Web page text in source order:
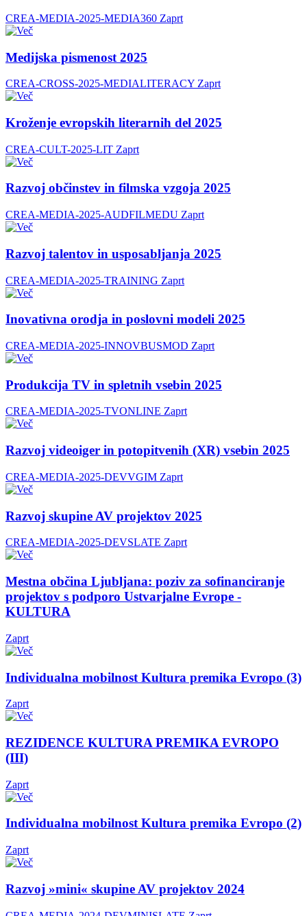
CREA-MEDIA-2025-MEDIA360 Zaprt
Medijska pismenost 2025
CREA-CROSS-2025-MEDIALITERACY Zaprt
Kroženje evropskih literarnih del 2025
CREA-CULT-2025-LIT Zaprt
Razvoj občinstev in filmska vzgoja 2025
CREA-MEDIA-2025-AUDFILMEDU Zaprt
Razvoj talentov in usposabljanja 2025
CREA-MEDIA-2025-TRAINING Zaprt
Inovativna orodja in poslovni modeli 2025
CREA-MEDIA-2025-INNOVBUSMOD Zaprt
Produkcija TV in spletnih vsebin 2025
CREA-MEDIA-2025-TVONLINE Zaprt
Razvoj videoiger in potopitvenih (XR) vsebin 2025
CREA-MEDIA-2025-DEVVGIM Zaprt
Razvoj skupine AV projektov 2025
CREA-MEDIA-2025-DEVSLATE Zaprt
Mestna občina Ljubljana: poziv za sofinanciranje
projektov s podporo Ustvarjalne Evrope -
KULTURA
Zaprt
Individualna mobilnost Kultura premika Evropo (3)
Zaprt
REZIDENCE KULTURA PREMIKA EVROPO
(III)
Zaprt
Individualna mobilnost Kultura premika Evropo (2)
Zaprt
Razvoj »mini« skupine AV projektov 2024